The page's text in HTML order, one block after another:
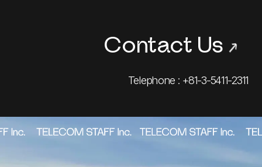
Contact Us→
Telephone : +81-3-5411-2311